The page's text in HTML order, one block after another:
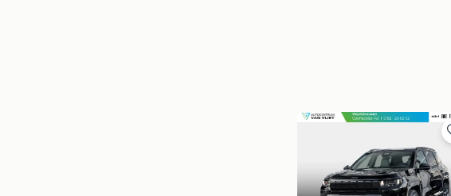
in
Mijn